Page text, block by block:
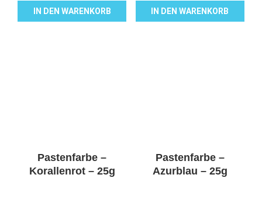
IN DEN WARENKORB IN DEN WARENKORB
Pastenfarbe –
Korallenrot – 25g
Pastenfarbe –
Azurblau – 25g